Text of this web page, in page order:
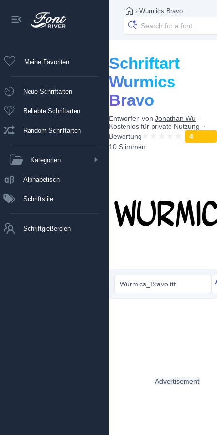
Meine Favoriten
Neue Schriftarten
Beliebte Schriftarten
Random Schriftarten
Kategorien
Alphabetisch
Schriftstile
Schriftgießereien
› Wurmics Bravo
Schriftart
Wurmics
Bravo
Entworfen von Jonathan Wu
Kostenlos für private Nutzung
Bewertung
4
10 Stimmen
Wurmics_Bravo.ttf
Advertisement